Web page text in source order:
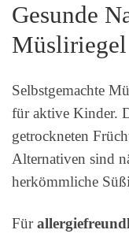
Gesunde
Selbstgemachte
für aktive Kinder.
getrockneten
Alternativen sind
herkömmliche
Für